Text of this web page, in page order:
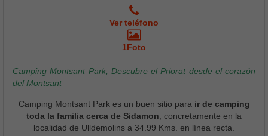
Ver teléfono
1Foto
Camping Montsant Park, Descubre el Priorat desde el corazón
del Montsant
Camping Montsant Park es un buen sitio para ir de camping
toda la familia cerca de Sidamon , concretamente en la
localidad de Ulldemolins a 34.99 Kms. en línea recta.